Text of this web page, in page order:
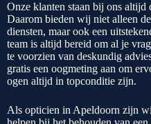
Onze klanten staan bij ons altijd
Daarom bieden wij niet alleen
diensten, maar ook een
team is altijd bereid om al je
te voorzien van deskundig
gratis een oogmeting aan om
ogen altijd in topconditie zijn.
Als opticien in Apeldoorn zijn